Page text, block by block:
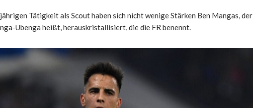
Tätigkeit als Scout haben sich nicht wenige Stärken Ben Mangas, der
Ubenga heißt, herauskristallisiert, die die FR benennt.